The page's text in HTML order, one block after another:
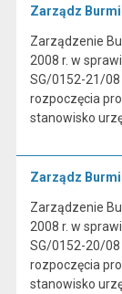
Zarządz
Zarządzenie
2008 r. w
SG/0152-21/08
rozpoczęcia
stanowisko
Zarządz
Zarządzenie
2008 r. w
SG/0152-20/08
rozpoczęcia
stanowisko